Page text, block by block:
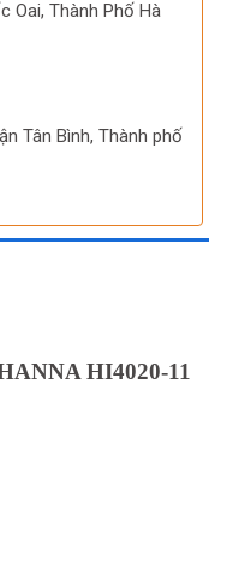
Oai, Thành Phố Hà
Tân Bình, Thành phố
HI4020-11